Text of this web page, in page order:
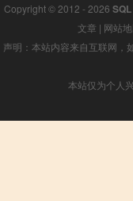
Copyright © 2012 - 2026
文章 | 网站
声明：本站内容来自互联网，
本站仅为个人